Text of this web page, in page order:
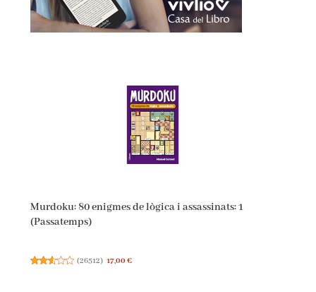
Murdoku: 80 enigmes de lògica i assassinats: 1
(Passatemps)
(26512) 17,00 €